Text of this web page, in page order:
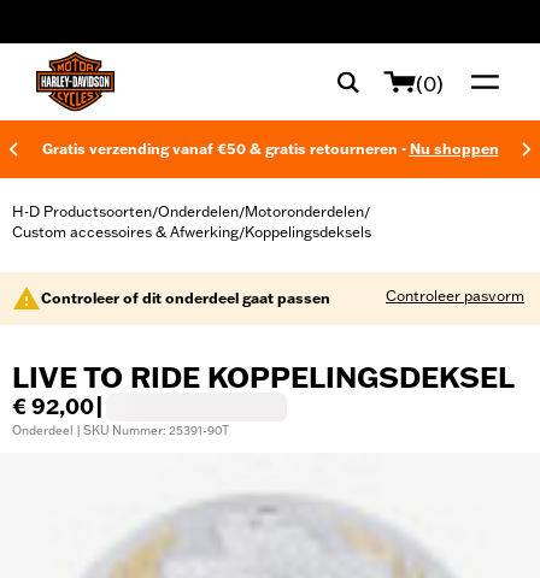
(0)
Gratis verzending vanaf €50 & gratis retourneren - Nu shoppen
H-D Productsoorten/Onderdelen/Motoronderdelen/
Custom accessoires & Afwerking/Koppelingsdeksels
Controleer of dit onderdeel gaat passen Controleer pasvorm
LIVE TO RIDE KOPPELINGSDEKSEL
€ 92,00
Onderdeel | SKU Nummer: 25391-90T